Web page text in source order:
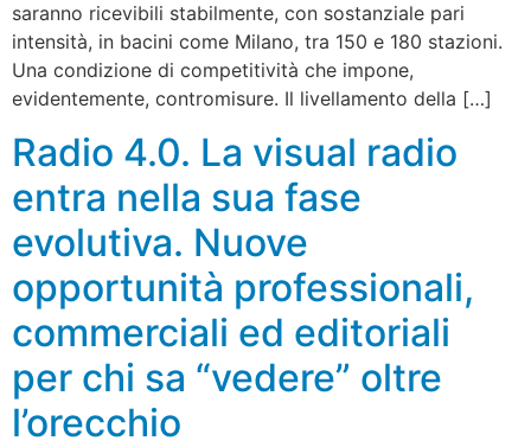
saranno ricevibili stabilmente, con sostanziale pari
intensità, in bacini come Milano, tra 150 e 180 stazioni.
Una condizione di competitività che impone,
evidentemente, contromisure. Il livellamento della […]
Radio 4.0. La visual radio
entra nella sua fase
evolutiva. Nuove
opportunità professionali,
commerciali ed editoriali
per chi sa “vedere” oltre
l’orecchio